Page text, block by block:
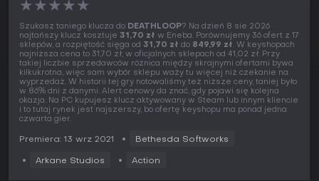
★★★★★
Szukasz taniego klucza do DEATHLOOP? Na dzień 8 sie 2026
najtańszy klucz kosztuje 31,70 zł w Eneba. Porównujemy 36 ofert z 17
sklepów, a rozpiętość sięga od 31,70 zł do 849,99 zł. W keyshopach
najniższa cena to 31,70 zł, w oficjalnych sklepach od 41,02 zł. Przy
takiej liczbie sprzedawców różnica między skrajnymi ofertami bywa
kilkukrotna, więc sam wybór sklepu waży tu więcej niż czekanie na
wyprzedaż. W historii tej gry notowaliśmy też niższe ceny, taniej było
w 86% dni z danymi. Alert cenowy da znać, gdy pojawi się kolejna
okazja. Na PC kupujesz klucz aktywowany w Steam lub innym kliencie
i to tutaj rynek jest najszerszy, bo ofertę keyshopu ma ponad jedna
czwarta gier.
Premiera: 13 wrz 2021 Bethesda Softworks
Arkane Studios Action